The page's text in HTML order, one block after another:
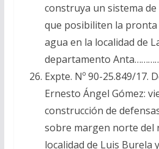
construya un sistema
que posibiliten la pronta
agua en la localidad de
departamento
Expte. Nº 90-25.849/17.
Ernesto Ángel Gómez:
construcción de
sobre margen norte del
localidad de Luis Burela